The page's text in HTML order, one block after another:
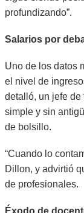
profundizando”.
Salarios por
Uno de los datos
el nivel de
detalló, un jefe
simple y sin
de bolsillo.
“Cuando lo
Dillon, y advirtió
de profesionales.